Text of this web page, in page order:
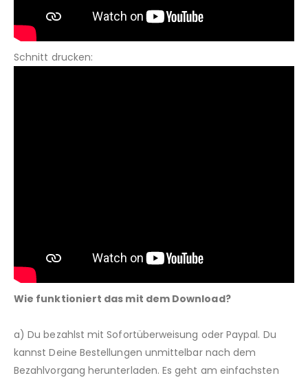
Schnitt drucken:
Wie funktioniert das mit dem Download?
a) Du bezahlst mit Sofortüberweisung oder Paypal. Du
kannst Deine Bestellungen unmittelbar nach dem
Bezahlvorgang herunterladen. Es geht am einfachsten